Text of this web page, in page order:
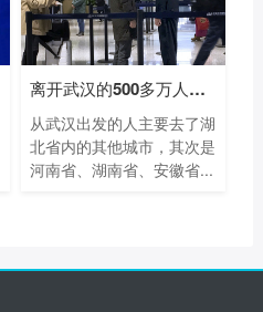
离开武汉的500多万人都去了哪里？大数据
从武汉出发的人主要去了湖
北省内的其他城市，其次是
河南省、湖南省、安徽省...